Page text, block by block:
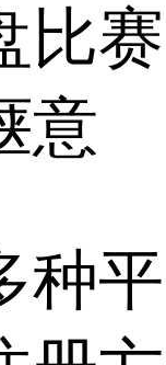
比
意
种